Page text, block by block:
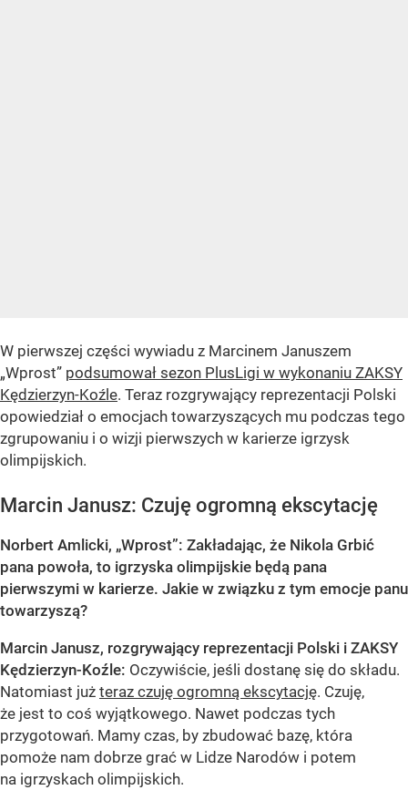
W pierwszej części wywiadu z Marcinem Januszem
„Wprost” podsumował sezon PlusLigi w wykonaniu ZAKSY
Kędzierzyn-Koźle. Teraz rozgrywający reprezentacji Polski
opowiedział o emocjach towarzyszących mu podczas tego
zgrupowaniu i o wizji pierwszych w karierze igrzysk
olimpijskich.
Marcin Janusz: Czuję ogromną ekscytację
Norbert Amlicki, „Wprost”: Zakładając, że Nikola Grbić
pana powoła, to igrzyska olimpijskie będą pana
pierwszymi w karierze. Jakie w związku z tym emocje panu
towarzyszą?
Marcin Janusz, rozgrywający reprezentacji Polski i ZAKSY
Kędzierzyn-Koźle: Oczywiście, jeśli dostanę się do składu.
Natomiast już teraz czuję ogromną ekscytację. Czuję,
że jest to coś wyjątkowego. Nawet podczas tych
przygotowań. Mamy czas, by zbudować bazę, która
pomoże nam dobrze grać w Lidze Narodów i potem
na igrzyskach olimpijskich.